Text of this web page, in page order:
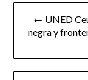
de
entradas
← UNED
negra y